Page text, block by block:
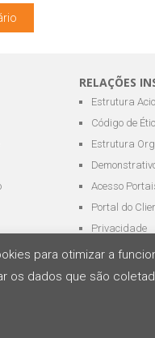
RELAÇÕES
Estrutura
Código de
Estrutura
Acesso
Portal do
Privacidade
para otimizar a
os dados que são